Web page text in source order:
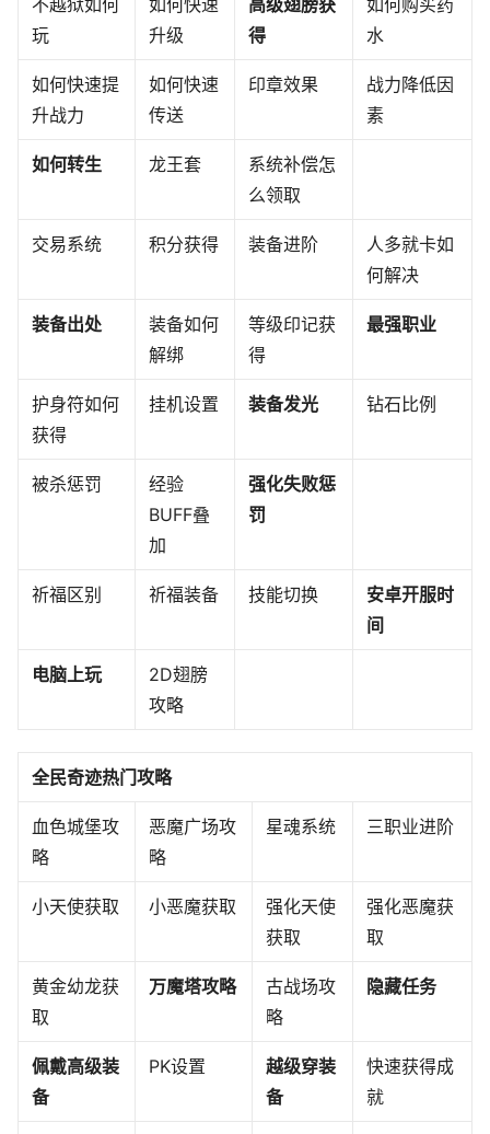
不越狱如何
玩
如何快速
升级
高级翅膀获
得
如何购买药
水
如何快速提
升战力
如何快速
传送
印章效果
战力降低因
素
如何转生 龙王套
系统补偿怎
么领取
交易系统 积分获得 装备进阶
人多就卡如
何解决
装备出处
装备如何
解绑
等级印记获
得
最强职业
护身符如何
获得
挂机设置 装备发光 钻石比例
被杀惩罚
经验
BUFF叠
加
强化失败惩
罚
祈福区别 祈福装备 技能切换
安卓开服时
间
电脑上玩
2D翅膀
攻略
全民奇迹热门攻略
血色城堡攻
略
恶魔广场攻
略
星魂系统 三职业进阶
小天使获取 小恶魔获取
强化天使
获取
强化恶魔获
取
黄金幼龙获
取
万魔塔攻略
古战场攻
略
隐藏任务
佩戴高级装
备
PK设置
越级穿装
备
快速获得成
就